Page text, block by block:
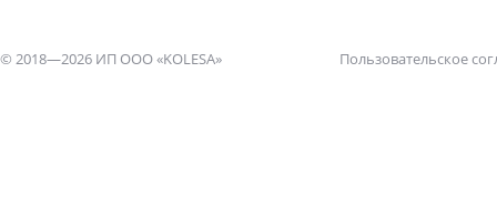
© 2018—2026 ИП ООО «KOLESA» Пользовательское